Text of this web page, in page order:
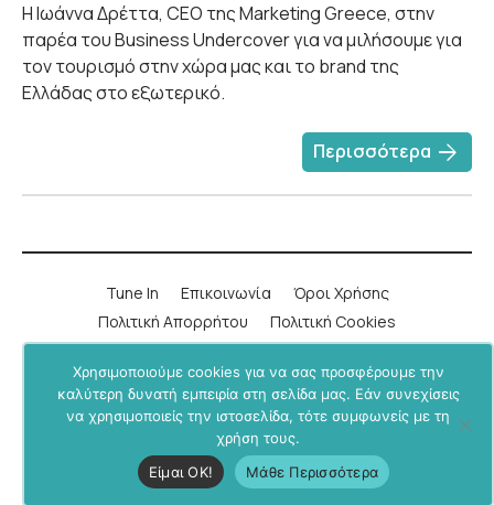
Η Ιωάννα Δρέττα, CEO της Marketing Greece, στην
παρέα του Business Undercover για να μιλήσουμε για
τον τουρισμό στην χώρα μας και το brand της
Ελλάδας στο εξωτερικό.
Περισσότερα arrow_forward
Tune In Επικοινωνία
Όροι Χρήσης
Πολιτική Απορρήτου
Πολιτική Cookies
LinkedInInstagramYouTubeFacebook
Υποστήριξε μας μέσα από τοBU+ στο Patreon .
Business Undercover © 2019-2026. All rights reserved.
Χρησιμοποιούμε cookies για να σας προσφέρουμε την
καλύτερη δυνατή εμπειρία στη σελίδα μας. Εάν συνεχίσεις
να χρησιμοποιείς την ιστοσελίδα, τότε συμφωνείς με τη
χρήση τους.
Είμαι ΟΚ!
Μάθε Περισσότερα